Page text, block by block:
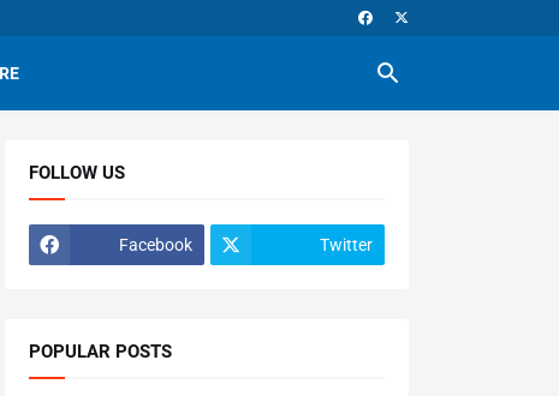
FOLLOW US
Facebook Twitter
POPULAR POSTS